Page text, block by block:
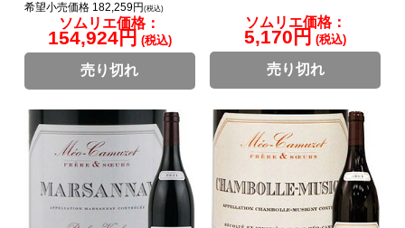
希望小売価格 182,259円 (税込)
ソムリエ価格：
154,924円 (税込)
売り切れ
ソムリエ価格：
5,170円 (税込)
売り切れ